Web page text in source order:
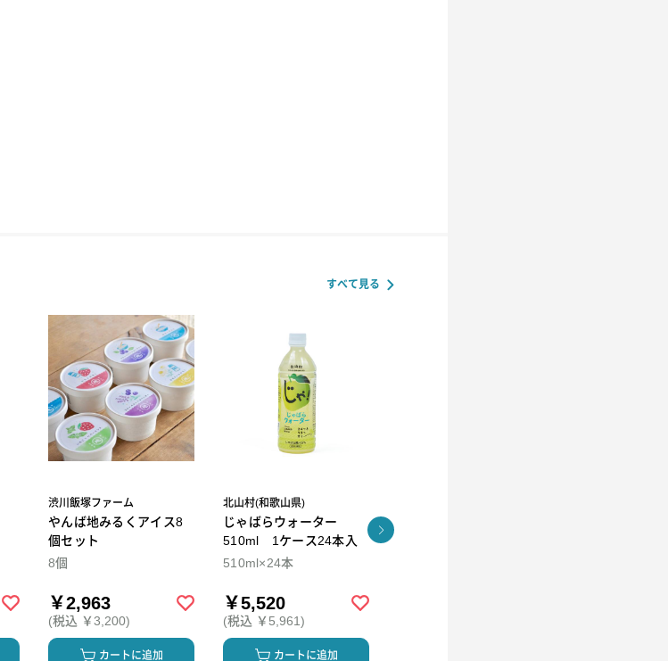
すべて見る
渋川飯塚ファーム
やんば地みるくアイス8
個セット
8個
￥2,963
(税込 ￥3,200)
カートに追加
北山村(和歌山県)
じゃばらウォーター
510ml 1ケース24本入
510ml×24本
￥5,520
(税込 ￥5,961)
カートに追加